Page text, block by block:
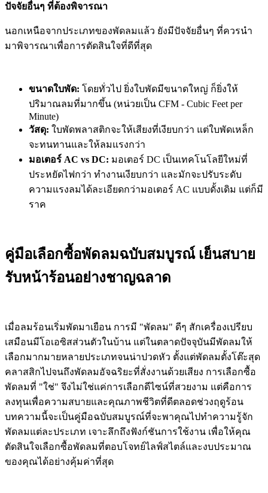
ปัจจัยอื่นๆ ที่ต้องพิจารณา
นอกเหนือจากประเภทของพัดลมแล้ว ยังมีปัจจัยอื่นๆ ที่ควรนำ
มาพิจารณาเพื่อการตัดสินใจที่ดีที่สุด
ขนาดใบพัด: โดยทั่วไป ยิ่งใบพัดมีขนาดใหญ่ ก็ยิ่งให้
ปริมาณลมที่มากขึ้น (หน่วยเป็น CFM - Cubic Feet per
Minute)
วัสดุ: ใบพัดพลาสติกจะให้เสียงที่เงียบกว่า แต่ใบพัดเหล็ก
จะทนทานและให้ลมแรงกว่า
มอเตอร์ AC vs DC: มอเตอร์ DC เป็นเทคโนโลยีใหม่ที่
ประหยัดไฟกว่า ทำงานเงียบกว่า และมักจะปรับระดับ
ความแรงลมได้ละเอียดกว่ามอเตอร์ AC แบบดั้งเดิม แต่ก็มี
ราค
คู่มือเลือกซื้อพัดลมฉบับสมบูรณ์ เย็นสบาย
รับหน้าร้อนอย่างชาญฉลาด
เมื่อลมร้อนเริ่มพัดมาเยือน การมี "พัดลม" ดีๆ สักเครื่องเปรียบ
เสมือนมีโอเอซิสส่วนตัวในบ้าน แต่ในตลาดปัจจุบันมีพัดลมให้
เลือกมากมายหลายประเภทจนน่าปวดหัว ตั้งแต่พัดลมตั้งโต๊ะสุด
คลาสสิกไปจนถึงพัดลมอัจฉริยะที่สั่งงานด้วยเสียง การเลือกซื้อ
พัดลมที่ "ใช่" จึงไม่ใช่แค่การเลือกดีไซน์ที่สวยงาม แต่คือการ
ลงทุนเพื่อความสบายและคุณภาพชีวิตที่ดีตลอดช่วงฤดูร้อน
บทความนี้จะเป็นคู่มือฉบับสมบูรณ์ที่จะพาคุณไปทำความรู้จัก
พัดลมแต่ละประเภท เจาะลึกถึงฟังก์ชันการใช้งาน เพื่อให้คุณ
ตัดสินใจเลือกซื้อพัดลมที่ตอบโจทย์ไลฟ์สไตล์และงบประมาณ
ของคุณได้อย่างคุ้มค่าที่สุด